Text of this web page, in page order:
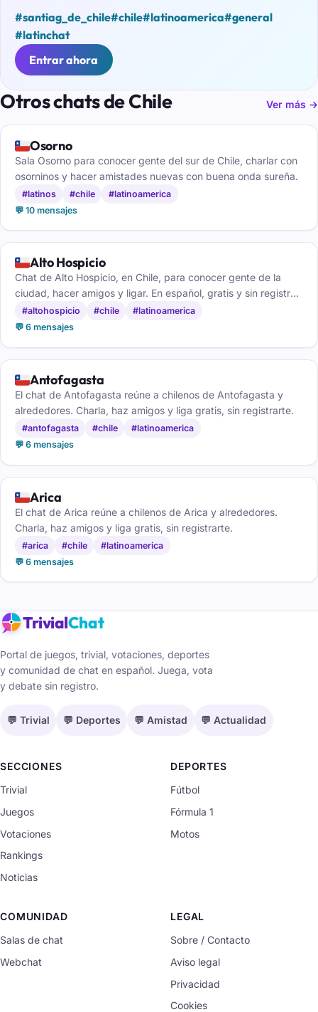
#santiag_de_chile#chile#latinoamerica#general
#latinchat
Entrar ahora
Otros chats de Chile Ver más →
🇨🇱Osorno
Sala Osorno para conocer gente del sur de Chile, charlar con
osorninos y hacer amistades nuevas con buena onda sureña.
#latinos #chile
#latinoamerica
💬 10 mensajes
🇨🇱Alto Hospicio
Chat de Alto Hospicio, en Chile, para conocer gente de la
ciudad, hacer amigos y ligar. En español, gratis y sin registro,
desde el móvil.
#altohospicio #chile
#latinoamerica
💬 6 mensajes
🇨🇱Antofagasta
El chat de Antofagasta reúne a chilenos de Antofagasta y
alrededores. Charla, haz amigos y liga gratis, sin registrarte.
#antofagasta #chile
#latinoamerica
💬 6 mensajes
🇨🇱Arica
El chat de Arica reúne a chilenos de Arica y alrededores.
Charla, haz amigos y liga gratis, sin registrarte.
#arica #chile
#latinoamerica
💬 6 mensajes
TrivialChat
Portal de juegos, trivial, votaciones, deportes
y comunidad de chat en español. Juega, vota
y debate sin registro.
💬 Trivial 💬 Deportes 💬 Amistad 💬 Actualidad
SECCIONES
Trivial
Juegos
Votaciones
Rankings
Noticias
DEPORTES
Fútbol
Fórmula 1
Motos
COMUNIDAD
Salas de chat
Webchat
LEGAL
Sobre / Contacto
Aviso legal
Privacidad
Cookies